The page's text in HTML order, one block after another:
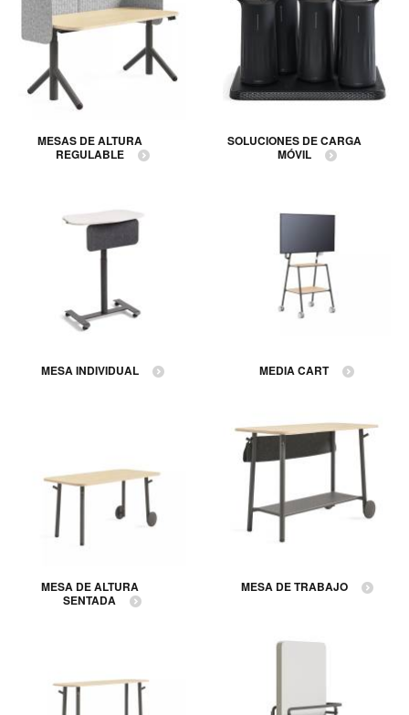
MESAS DE ALTURA
REGULABLE
SOLUCIONES DE CARGA
MÓVIL
MESA INDIVIDUAL MEDIA CART
MESA DE ALTURA
SENTADA
MESA DE TRABAJO